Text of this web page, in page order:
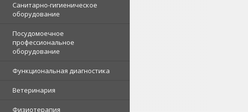
Санитарно-гигиеническое
оборудование
Посудомоечное
профессиональное
оборудование
Функциональная диагностика
Ветеринария
Физиотерапия